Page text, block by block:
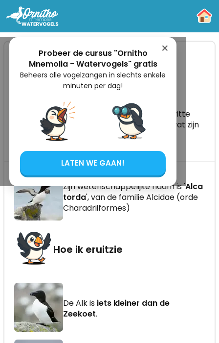
De Alk herkennen
De Alk is een zeevogel van de Atlantische
Oceaan, herkenbaar aan zijn zwart-witte
verenkleed en korte, stevige snavel met witte
streep. Hier leer je hoe je de Alk herkent, wat zijn
gedrag is, hoe hij broedt, jaagt en waar hij
Zijn wetenschappelijke naam is 'Alca
torda', van de familie Alcidae (orde
Charadriiformes)
Hoe ik eruitzie
De Alk is iets kleiner dan de
Zeekoet.
×
Probeer de cursus "Ornitho
Mnemolia - Watervogels" gratis
Beheers alle vogelzangen in slechts enkele
minuten per dag!
LATEN WE GAAN!